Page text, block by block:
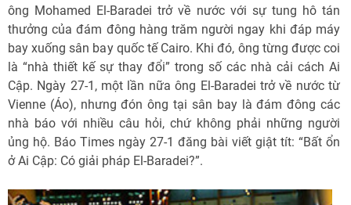
ông Mohamed El-Baradei trở về nước với sự tung hô tán
thưởng của đám đông hàng trăm người ngay khi đáp máy
bay xuống sân bay quốc tế Cairo. Khi đó, ông từng được coi
là “nhà thiết kế sự thay đổi” trong số các nhà cải cách Ai
Cập. Ngày 27-1, một lần nữa ông El-Baradei trở về nước từ
Vienne (Áo), nhưng đón ông tại sân bay là đám đông các
nhà báo với nhiều câu hỏi, chứ không phải những người
ủng hộ. Báo Times ngày 27-1 đăng bài viết giật tít: “Bất ổn
ở Ai Cập: Có giải pháp El-Baradei?”.